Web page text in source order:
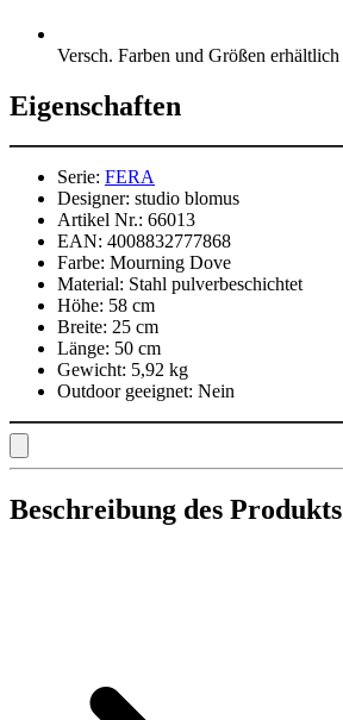
Versch. Farben und Größen erhältlich
Eigenschaften
Serie: FERA
Designer: studio blomus
Artikel Nr.: 66013
EAN: 4008832777868
Farbe: Mourning Dove
Material: Stahl pulverbeschichtet
Höhe: 58 cm
Breite: 25 cm
Länge: 50 cm
Gewicht: 5,92 kg
Outdoor geeignet: Nein
Beschreibung des Produkts